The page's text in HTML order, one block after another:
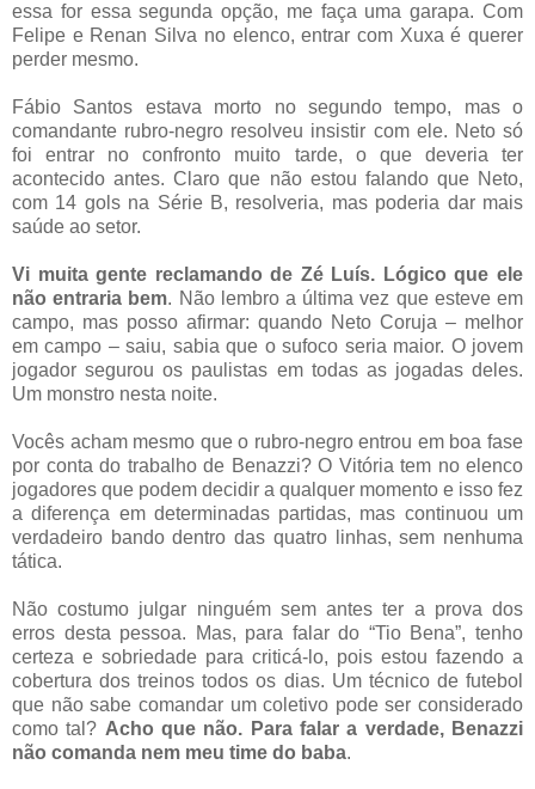
essa for essa segunda opção, me faça uma garapa. Com
Felipe e Renan Silva no elenco, entrar com Xuxa é querer
perder mesmo.
Fábio Santos estava morto no segundo tempo, mas o
comandante rubro-negro resolveu insistir com ele. Neto só
foi entrar no confronto muito tarde, o que deveria ter
acontecido antes. Claro que não estou falando que Neto,
com 14 gols na Série B, resolveria, mas poderia dar mais
saúde ao setor.
Vi muita gente reclamando de Zé Luís. Lógico que ele
não entraria bem. Não lembro a última vez que esteve em
campo, mas posso afirmar: quando Neto Coruja – melhor
em campo – saiu, sabia que o sufoco seria maior. O jovem
jogador segurou os paulistas em todas as jogadas deles.
Um monstro nesta noite.
Vocês acham mesmo que o rubro-negro entrou em boa fase
por conta do trabalho de Benazzi? O Vitória tem no elenco
jogadores que podem decidir a qualquer momento e isso fez
a diferença em determinadas partidas, mas continuou um
verdadeiro bando dentro das quatro linhas, sem nenhuma
tática.
Não costumo julgar ninguém sem antes ter a prova dos
erros desta pessoa. Mas, para falar do “Tio Bena”, tenho
certeza e sobriedade para criticá-lo, pois estou fazendo a
cobertura dos treinos todos os dias. Um técnico de futebol
que não sabe comandar um coletivo pode ser considerado
como tal? Acho que não. Para falar a verdade, Benazzi
não comanda nem meu time do baba.